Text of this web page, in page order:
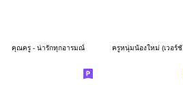
คุณครู - น่ารักทุกอารมณ์